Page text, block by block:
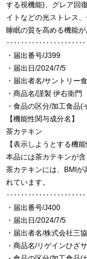
する視機能)、グレア回
イトなどの光ストレス
睡眠の質を高める機能
・届出番号/J399
・届出日/2024/7/5
・届出者名/サントリー
・商品名/謹製 伊右衛門
・食品の区分/加工食品(
【機能性関与成分名】
茶カテキン
【表示しようとする機能
本品には茶カテキンが含
茶カテキンには、BMIが
れています。
・届出番号/J400
・届出日/2024/7/5
・届出者名/株式会社三協
・商品名/リゲインひざ